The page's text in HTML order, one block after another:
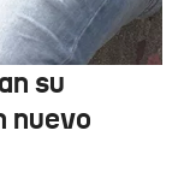
su
nuevo